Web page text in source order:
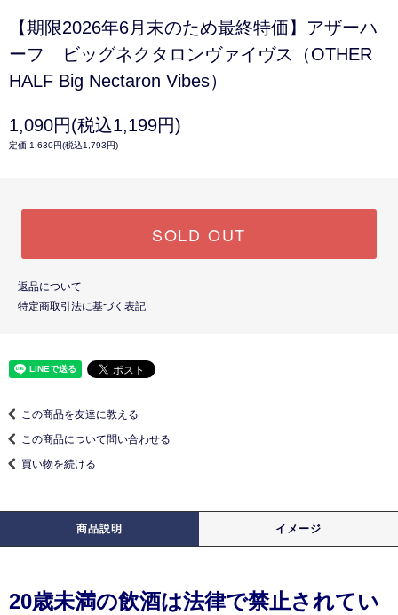
【期限2026年6月末のため最終特価】アザーハ
ーフ ビッグネクタロンヴァイヴス（OTHER
HALF Big Nectaron Vibes）
1,090円(税込1,199円)
定価 1,630円(税込1,793円)
SOLD OUT
返品について
特定商取引法に基づく表記
この商品を友達に教える
この商品について問い合わせる
買い物を続ける
商品説明 イメージ
20歳未満の飲酒は法律で禁止されてい